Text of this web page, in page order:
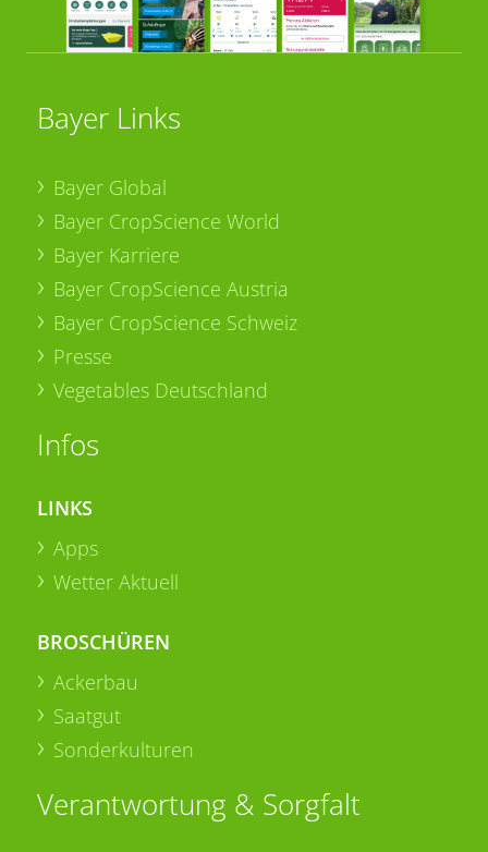
Bayer Links
Bayer Global
Bayer CropScience World
Bayer Karriere
Bayer CropScience Austria
Bayer CropScience Schweiz
Presse
Vegetables Deutschland
Infos
LINKS
Apps
Wetter Aktuell
BROSCHÜREN
Ackerbau
Saatgut
Sonderkulturen
Verantwortung & Sorgfalt